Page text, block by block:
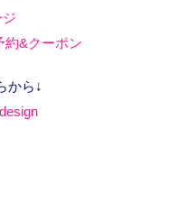
約&クーポン
から↓